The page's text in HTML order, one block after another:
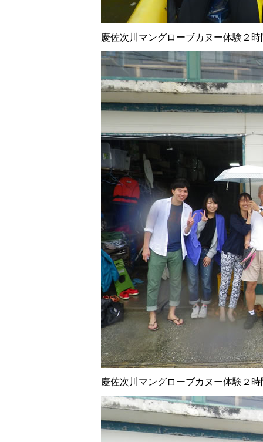
慶佐次川マングローブカヌー体験２時
慶佐次川マングローブカヌー体験２時